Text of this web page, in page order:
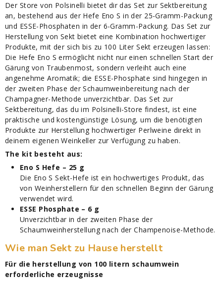
Der Store von Polsinelli bietet dir das Set zur Sektbereitung
an, bestehend aus der Hefe Eno S in der 25-Gramm-Packung
und ESSE-Phosphaten in der 6-Gramm-Packung. Das Set zur
Herstellung von Sekt bietet eine Kombination hochwertiger
Produkte, mit der sich bis zu 100 Liter Sekt erzeugen lassen:
Die Hefe Eno S ermöglicht nicht nur einen schnellen Start der
Gärung von Traubenmost, sondern verleiht auch eine
angenehme Aromatik; die ESSE-Phosphate sind hingegen in
der zweiten Phase der Schaumweinbereitung nach der
Champagner-Methode unverzichtbar. Das Set zur
Sektbereitung, das du im Polsinelli-Store findest, ist eine
praktische und kostengünstige Lösung, um die benötigten
Produkte zur Herstellung hochwertiger Perlweine direkt in
deinem eigenen Weinkeller zur Verfügung zu haben.
The kit besteht aus:
Eno S Hefe – 25 g
Die Eno S Sekt-Hefe ist ein hochwertiges Produkt, das
von Weinherstellern für den schnellen Beginn der Gärung
verwendet wird.
ESSE Phosphate – 6 g
Unverzichtbar in der zweiten Phase der
Schaumweinherstellung nach der Champenoise-Methode.
Wie man Sekt zu Hause herstellt
Für die herstellung von 100 litern schaumwein
erforderliche erzeugnisse